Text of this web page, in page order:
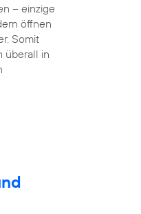
– einzige
öffnen
Somit
überall in